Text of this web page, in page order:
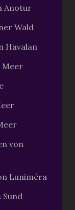
Anotur
Wald
Havalan
Meer
von
Luniméra
Sund